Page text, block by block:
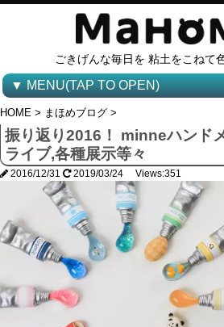
ごきげんな毎日を 粘土をこねて
▼ MENU(TAP TO OPEN)
HOME > まほめブログ >
振り返り2016！ minneハンド
ライブ,各種展示等々
2016/12/31 2019/03/24 Views:351